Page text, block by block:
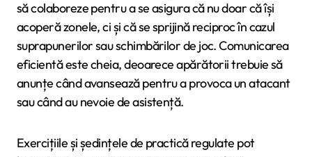
să colaboreze pentru a se asigura că nu doar că își
acoperă zonele, ci și că se sprijină reciproc în cazul
suprapunerilor sau schimbărilor de joc. Comunicarea
eficientă este cheia, deoarece apărătorii trebuie să
anunțe când avansează pentru a provoca un atacant
sau când au nevoie de asistență.
Exercițiile și ședințele de practică regulate pot